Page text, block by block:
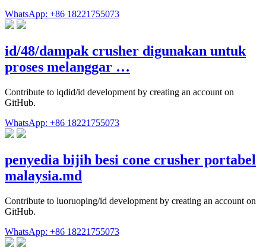
WhatsApp: +86 18221755073
id/48/dampak crusher digunakan untuk
proses melanggar …
Contribute to lqdid/id development by creating an account on
GitHub.
WhatsApp: +86 18221755073
penyedia bijih besi cone crusher portabel
malaysia.md
Contribute to luoruoping/id development by creating an account on
GitHub.
WhatsApp: +86 18221755073